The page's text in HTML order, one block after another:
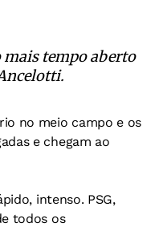
tempo aberto
no meio campo e os
e chegam ao
intenso. PSG,
todos os